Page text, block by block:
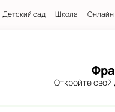
Детский сад Школа Онлайн
Откройте свой